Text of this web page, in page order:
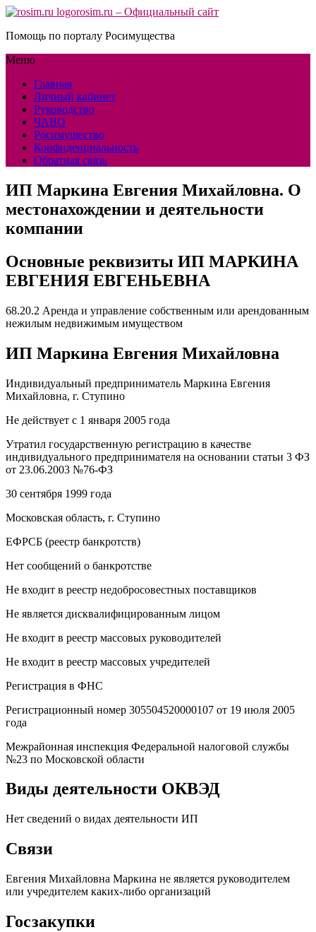
rosim.ru – Официальный сайт
Помощь по порталу Росимущества
Меню
Главная
Личный кабинет
Руководство
ЧАВО
Росимущество
Конфиденциальность
Обратная связь
ИП Маркина Евгения Михайловна. О
местонахождении и деятельности
компании
Основные реквизиты ИП МАРКИНА
ЕВГЕНИЯ ЕВГЕНЬЕВНА
68.20.2 Аренда и управление собственным или арендованным
нежилым недвижимым имуществом
ИП Маркина Евгения Михайловна
Индивидуальный предприниматель Маркина Евгения
Михайловна, г. Ступино
Не действует с 1 января 2005 года
Утратил государственную регистрацию в качестве
индивидуального предпринимателя на основании статьи 3 ФЗ
от 23.06.2003 №76-ФЗ
30 сентября 1999 года
Московская область, г. Ступино
ЕФРСБ (реестр банкротств)
Нет сообщений о банкротстве
Не входит в реестр недобросовестных поставщиков
Не является дисквалифицированным лицом
Не входит в реестр массовых руководителей
Не входит в реестр массовых учредителей
Регистрация в ФНС
Регистрационный номер 305504520000107 от 19 июля 2005
года
Межрайонная инспекция Федеральной налоговой службы
№23 по Московской области
Виды деятельности ОКВЭД
Нет сведений о видах деятельности ИП
Связи
Евгения Михайловна Маркина не является руководителем
или учредителем каких-либо организаций
Госзакупки